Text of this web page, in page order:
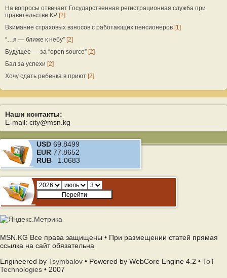
На вопросы отвечает Государственная регистрационная служба при
правительстве КР [2]
Взимание страховых взносов с работающих пенсионеров [1]
“…я — ближе к небу” [2]
Будущее — за “open source” [2]
Бал за успехи [2]
Хочу сдать ребенка в приют [2]
Наши контакты:
E-mail: city@msn.kg
USD 69.8499
EUR 77.8652
RUB 1.0683
MSN.KG Все права защищены • При размещении статей прямая
ссылка на сайт обязательна
Engineered by Tsymbalov • Powered by WebCore Engine 4.2 • ToT
Technologies • 2007